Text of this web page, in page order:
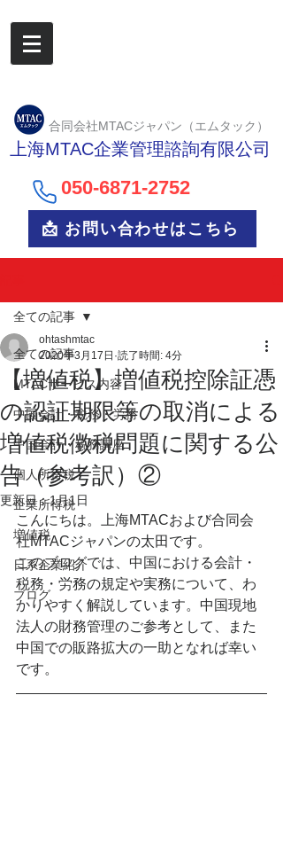
合同会社MTACジャパン（エムタック）
上海MTAC企業管理諮詢有限公司
050-6871-2752
📩 お問い合わせはこちら
全ての記事
MTACサービス内容
中国会計・税務・労務
中国会計・税務講座
個人所得税
企業所得税
増値税
日系企業紹介
ブログ
全ての記事
【増値税】増値税控除証憑
の認証期限等の取消による
増値税徴税問題に関する公
告（参考訳）②
ohtashmtac
2020年3月17日 読了時間: 4分
更新日：1月1日
こんにちは。上海MTACおよび合同会
社MTACジャパンの太田です。
このブログでは、中国における会計・
税務・労務の規定や実務について、わ
かりやすく解説しています。中国現地
法人の財務管理のご参考として、また
中国での販路拡大の一助となれば幸い
です。